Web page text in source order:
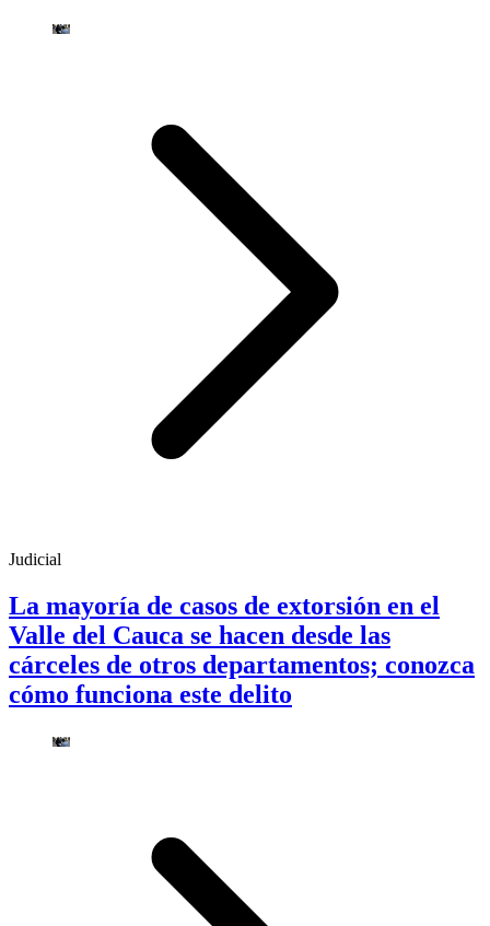
Judicial
La mayoría de casos de extorsión en el
Valle del Cauca se hacen desde las
cárceles de otros departamentos; conozca
cómo funciona este delito